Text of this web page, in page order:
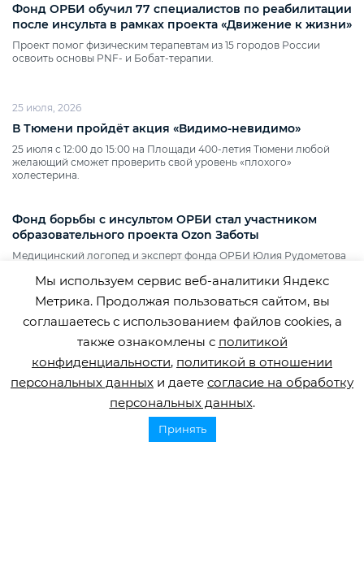
Фонд ОРБИ обучил 77 специалистов по реабилитации
после инсульта в рамках проекта «Движение к жизни»
Проект помог физическим терапевтам из 15 городов России
освоить основы PNF‑ и Бобат‑терапии.
25 июля, 2026
В Тюмени пройдёт акция «Видимо‑невидимо»
25 июля с 12:00 до 15:00 на Площади 400‑летия Тюмени любой
желающий сможет проверить свой уровень «плохого»
холестерина.
Фонд борьбы с инсультом ОРБИ стал участником
образовательного проекта Ozon Заботы
Медицинский логопед и эксперт фонда ОРБИ Юлия Рудометова
нарушениями речи.
Мы используем сервис веб-аналитики Яндекс
Метрика. Продолжая пользоваться сайтом, вы
соглашаетесь с использованием файлов cookies, а
также ознакомлены с политикой
конфиденциальности, политикой в отношении
персональных данных и даете согласие на обработку
персональных данных.
Принять